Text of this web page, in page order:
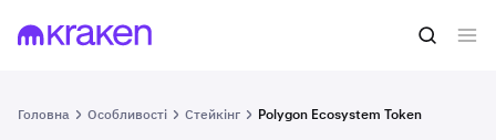
Головна Особливості Стейкінг Polygon Ecosystem Token